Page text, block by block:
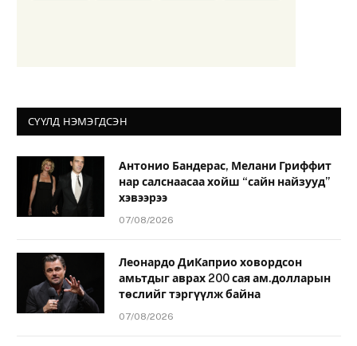
СҮҮЛД НЭМЭГДСЭН
Антонио Бандерас, Мелани Гриффит
нар салснаасаа хойш “сайн найзууд”
хэвээрээ
07/08/2026
Леонардо ДиКаприо ховордсон
амьтдыг аврах 200 сая ам.долларын
төслийг тэргүүлж байна
07/08/2026